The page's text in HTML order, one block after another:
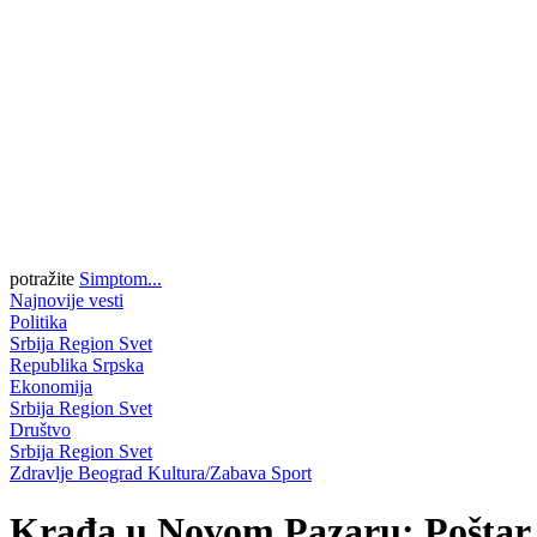
potražite Simptom...
Najnovije vesti
Politika
Srbija Region Svet
Republika Srpska
Ekonomija
Srbija Region Svet
Društvo
Srbija Region Svet
Zdravlje Beograd Kultura/Zabava Sport